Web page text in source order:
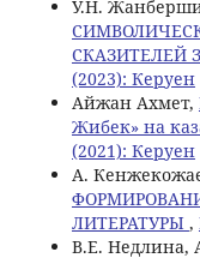
У.Н.
СКАЗИТЕЛЕЙ
(2023): Керуен
Айжан Ахмет,
Жибек» на
(2021): Керуен
А.
ЛИТЕРАТУРЫ ,
В.Е. Недлина,